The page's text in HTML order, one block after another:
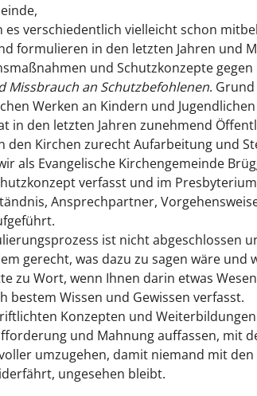
es verschiedentlich vielleicht schon
formulieren in den letzten Jahren und
und Schutzkonzepte gegen
Missbrauch an Schutzbefohlenen.
Werken an Kindern und
in den letzten Jahren zunehmend
den Kirchen zurecht Aufarbeitung und
als Evangelische Kirchengemeinde
verfasst und im
Ansprechpartner,
ist nicht abgeschlossen
gerecht, was dazu zu sagen wäre und
zu Wort, wenn Ihnen darin etwas
bestem Wissen und Gewissen verfasst.
Konzepten und
und Mahnung auffassen, mit
umzugehen, damit niemand mit
ungesehen bleibt.